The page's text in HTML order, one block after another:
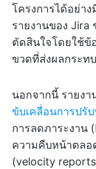
โครงการได้อย่า
รายงานของ Jira
ตัดสินใจโดยใช้ข้
ขวดที่ส่งผลกระท
นอกจากนี้ รายงา
ขับเคลื่อนการปรั
การลดภาระงาน
ความคืบหน้าตลอ
(velocity